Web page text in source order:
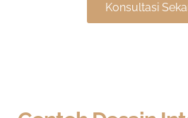
Konsultasi